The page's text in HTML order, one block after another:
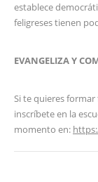
establece
feligreses tienen
EVANGELIZA Y
Si te quieres
inscríbete en la
momento en: